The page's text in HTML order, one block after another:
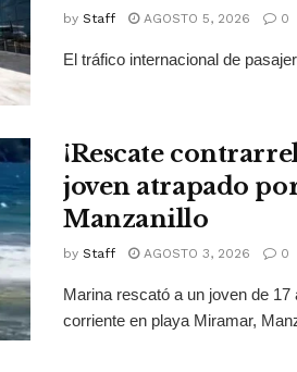
by Staff AGOSTO 5, 2026 0
El tráfico internacional de
¡Rescate
joven atrapado
Manzanillo
by Staff AGOSTO 3, 2026 0
Marina rescató a un joven de
corriente en playa Miramar,